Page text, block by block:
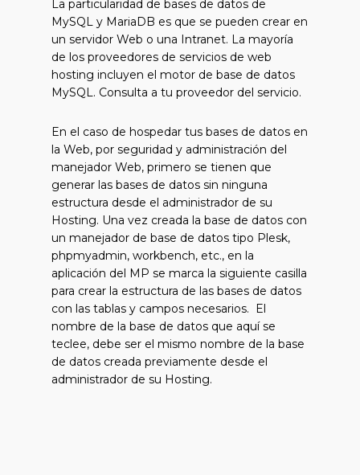
La particularidad de bases de datos de
MySQL y MariaDB es que se pueden crear en
un servidor Web o una Intranet. La mayoría
de los proveedores de servicios de web
hosting incluyen el motor de base de datos
MySQL. Consulta a tu proveedor del servicio.
En el caso de hospedar tus bases de datos en
la Web, por seguridad y administración del
manejador Web, primero se tienen que
generar las bases de datos sin ninguna
estructura desde el administrador de su
Hosting. Una vez creada la base de datos con
un manejador de base de datos tipo Plesk,
phpmyadmin, workbench, etc., en la
aplicación del MP se marca la siguiente casilla
para crear la estructura de las bases de datos
con las tablas y campos necesarios. El
nombre de la base de datos que aquí se
teclee, debe ser el mismo nombre de la base
de datos creada previamente desde el
administrador de su Hosting.